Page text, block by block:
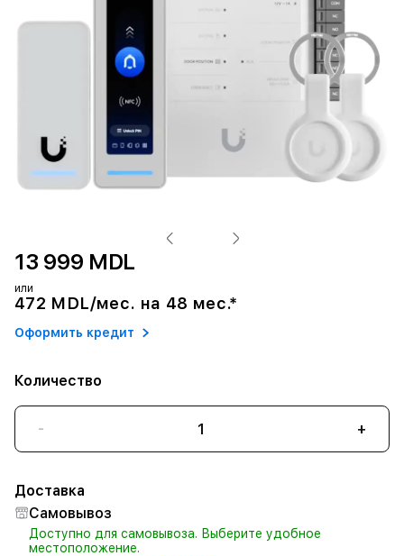
13 999 MDL
или
472 MDL/мес. на 48 мес.*
Оформить кредит
Количество
- +
Доставка
Самовывоз
Доступно для самовывоза. Выберите удобное
местоположение.